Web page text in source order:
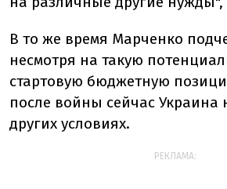
В то же время Марченко
несмотря на такую
стартовую бюджетную
после войны сейчас Украина
других условиях.
РЕКЛАМА: